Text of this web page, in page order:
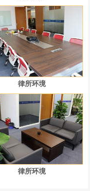
律所环境
律所环境